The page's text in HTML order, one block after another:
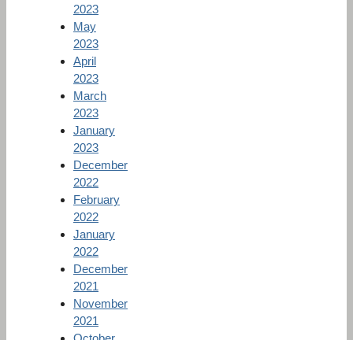
2023
May
2023
April
2023
March
2023
January
2023
December
2022
February
2022
January
2022
December
2021
November
2021